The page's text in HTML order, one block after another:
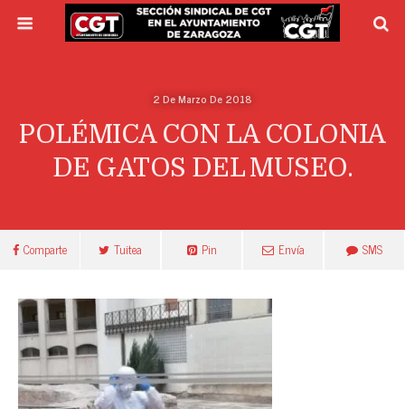
2 De Marzo De 2018
POLÉMICA CON LA COLONIA
DE GATOS DEL MUSEO.
Comparte Tuitea Pin Envía SMS